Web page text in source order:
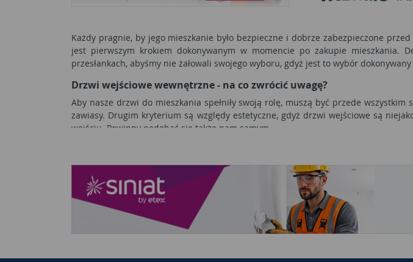
Każdy pragnie, by jego mieszkanie było bezpieczne i dobrze zabezpieczone
jest pierwszym krokiem dokonywanym w momencie po zakupie mieszkania.
przesłankach, abyśmy nie żałowali swojego wyboru, gdyż jest to wybór
Drzwi wejściowe wewnętrzne - na co zwrócić uwagę?
Aby nasze drzwi do mieszkania spełniły swoją rolę, muszą być przede
zawiasy. Drugim kryterium są względy estetyczne, gdyż drzwi wejściowe są
wejściu. Powinny podobać się także nam samym.
drzwi wewnątrz bloku czy kamienicy nie są narażone na działanie czynników
utarło się, że drewno to materiał przyjazny, ekologiczny, ocieplający klimat całego
Parametry drzwi
Przed zakupem drzwi należy dokładnie pomierzyć otwór drzwiowy i określić,
zewnątrz mieszkania. Po wyborze tych parametrów można już rozpocząć